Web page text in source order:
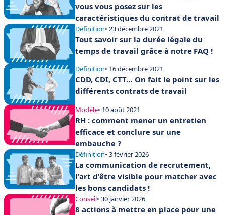
vous vous posez sur les
caractéristiques du contrat de travail
Définition• 23 décembre 2021
Tout savoir sur la durée légale du
temps de travail grâce à notre FAQ !
Définition• 16 décembre 2021
CDD, CDI, CTT… On fait le point sur les
différents contrats de travail
Modèle• 10 août 2021
RH : comment mener un entretien
efficace et conclure sur une
embauche ?
Définition• 3 février 2026
La communication de recrutement,
l'art d'être visible pour matcher avec
les bons candidats !
Conseil• 30 janvier 2026
8 actions à mettre en place pour une